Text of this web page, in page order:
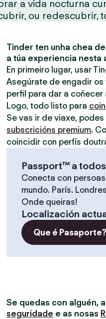
a vida nocturna
ou redescubrir,
Tinder ten unha chea
a túa experiencia nesta
En primeiro lugar, usar
Asegúrate de engadir
perfil para dar a
Logo, todo listo para
Se vas ir de viaxe, podes
subscricións premium.
coincidir con perfís
Passport™ a
Conecta con
mundo. París.
Onde queiras!
Localización
Que é Pasaporte?
Se quedas con alguén,
seguridade e as nosas